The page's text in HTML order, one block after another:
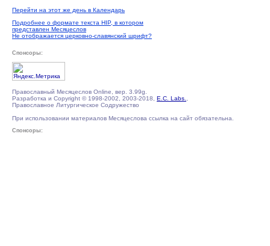
Перейти на этот же день в Календарь
Подробнее о формате текста HIP, в котором
представлен Месяцеслов
Не отображается церковно-славянский шрифт?
Спонсоры:
Православный Месяцеслов Online, вер. 3.99g.
Разработка и Copyright © 1998-2002, 2003-2018, E.C. Labs.
Православное Литургическое Содружество
При использовании материалов Месяцеслова ссылка на сайт обязательна.
Спонсоры: